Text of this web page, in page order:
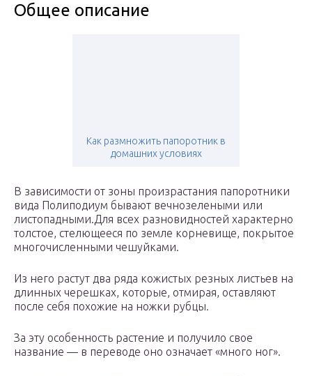
Общее описание
Как размножить папоротник в
домашних условиях
В зависимости от зоны произрастания папоротники
вида Полиподиум бывают вечнозелеными или
листопадными.Для всех разновидностей характерно
толстое, стелющееся по земле корневище, покрытое
многочисленными чешуйками.
Из него растут два ряда кожистых резных листьев на
длинных черешках, которые, отмирая, оставляют
после себя похожие на ножки рубцы.
За эту особенность растение и получило свое
название — в переводе оно означает «много ног».